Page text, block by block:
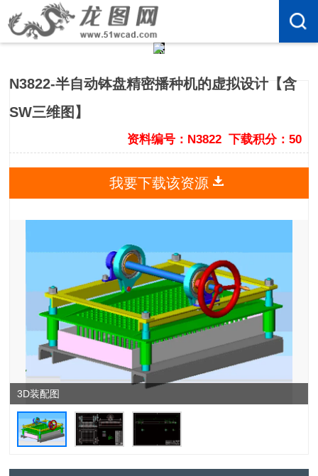
N3822-半自动钵盘精密播种机的虚拟设计【含
SW三维图】
下载积分：50
资料编号：N3822
我要下载该资源
3D装配图